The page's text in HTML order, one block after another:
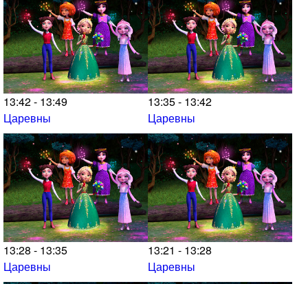
13:42 - 13:49
Царевны
13:35 - 13:42
Царевны
13:28 - 13:35
Царевны
13:21 - 13:28
Царевны